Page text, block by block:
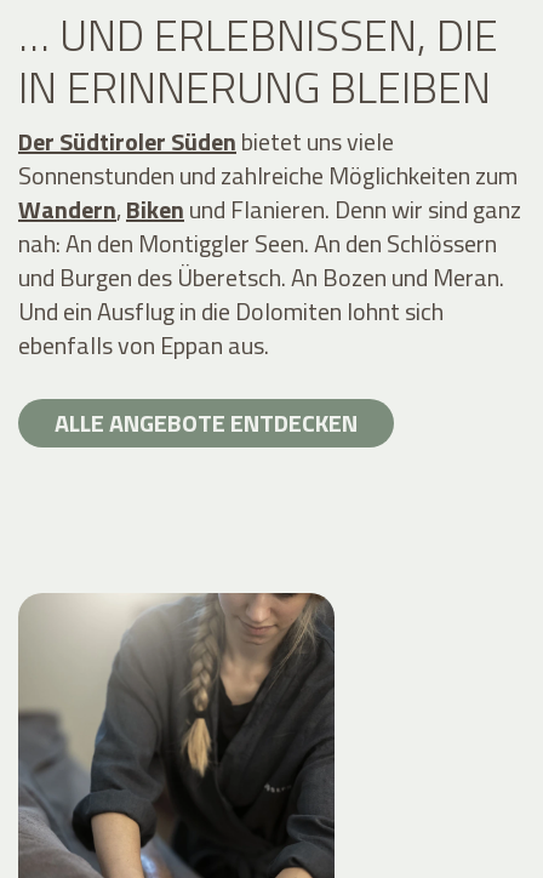
… UND ERLEBNISSEN, DIE
IN ERINNERUNG BLEIBEN
Der Südtiroler Südenbietet uns viele
Sonnenstunden und zahlreiche Möglichkeiten zum
Wandern,Bikenund Flanieren. Denn wir sind ganz
nah: An den Montiggler Seen. An den Schlössern
und Burgen des Überetsch. An Bozen und Meran.
Und ein Ausflug in die Dolomiten lohnt sich
ebenfalls von Eppan aus.
ALLE ANGEBOTE ENTDECKEN